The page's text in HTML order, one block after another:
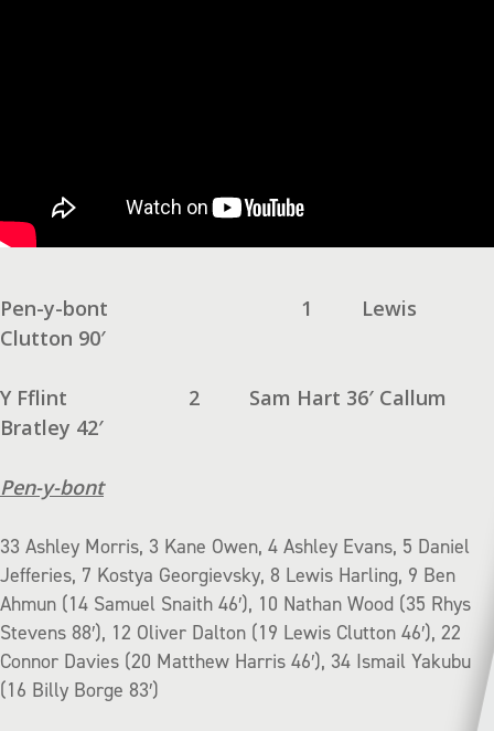
Pen-y-bont 1
Lewis
Clutton 90′
Y Fflint 2
Sam Hart 36′ Callum
Bratley 42′
Pen-y-bont
33 Ashley Morris, 3 Kane Owen, 4 Ashley Evans, 5 Daniel
Jefferies, 7 Kostya Georgievsky, 8 Lewis Harling, 9 Ben
Ahmun (14 Samuel Snaith 46′), 10 Nathan Wood (35 Rhys
Stevens 88′), 12 Oliver Dalton (19 Lewis Clutton 46′), 22
Connor Davies (20 Matthew Harris 46′), 34 Ismail Yakubu
(16 Billy Borge 83′)